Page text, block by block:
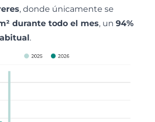
, donde únicamente se
durante todo el mes, un 94%
.